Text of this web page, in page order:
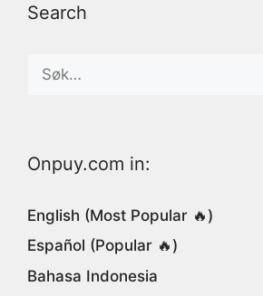
Search
for:
Onpuy.com in:
English (Most Popular 🔥)
Español (Popular 🔥)
Bahasa Indonesia